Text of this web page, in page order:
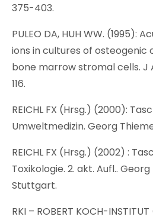
375-403.
PULEO DA, HUH WW. (1995):
ions in cultures of osteogenic
bone marrow stromal cells. J
116.
REICHL FX (Hrsg.) (2000):
Umweltmedizin. Georg
REICHL FX (Hrsg.) (2002) :
Toxikologie. 2. akt. Aufl..
Stuttgart.
RKI – ROBERT KOCH-